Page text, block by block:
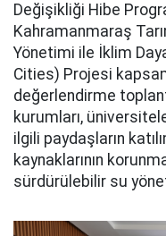
Değişikliği Hibe
Kahramanmaraş
Yönetimi ile İklim
Cities) Projesi
değerlendirme
kurumları,
ilgili paydaşların
kaynaklarının
sürdürülebilir su